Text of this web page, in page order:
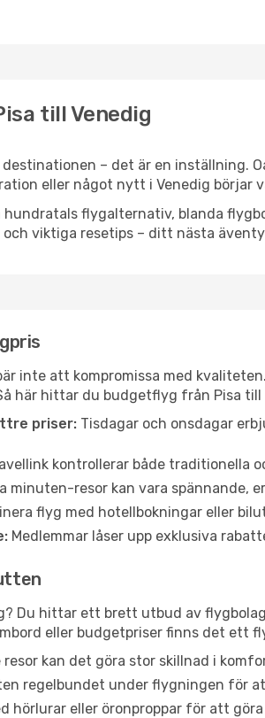
till Venedig
destinationen – det är en
eller något nytt i Venedig börjar
flygalternativ, blanda
viktiga resetips – ditt nästa
inte att kompromissa med
här hittar du budgetflyg från Pisa till
priser: Tisdagar och onsdagar
kontrollerar både traditionella
minuten-resor kan vara
flyg med hotellbokningar eller
Medlemmar låser upp exklusiva
Du hittar ett brett utbud av
eller budgetpriser finns det ett
resor kan det göra stor skillnad i
regelbundet under flygningen för
hörlurar eller öronproppar för att